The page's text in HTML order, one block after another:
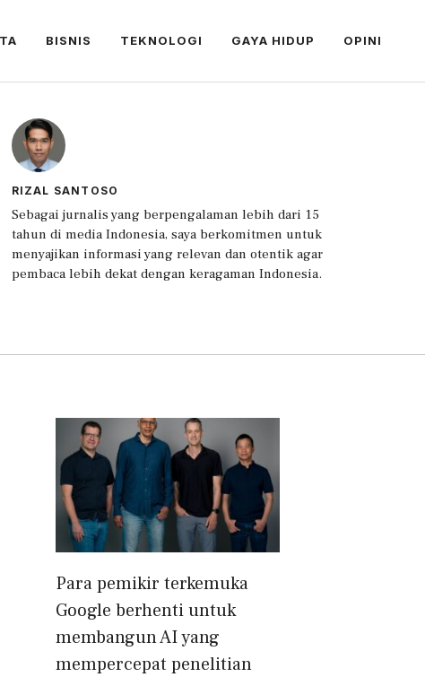
BISNIS TEKNOLOGI GAYA HIDUP OPINI
RIZAL SANTOSO
Sebagai jurnalis yang berpengalaman lebih dari 15
tahun di media Indonesia, saya berkomitmen untuk
menyajikan informasi yang relevan dan otentik agar
pembaca lebih dekat dengan keragaman Indonesia.
Para pemikir terkemuka
Google berhenti untuk
membangun AI yang
mempercepat penelitian